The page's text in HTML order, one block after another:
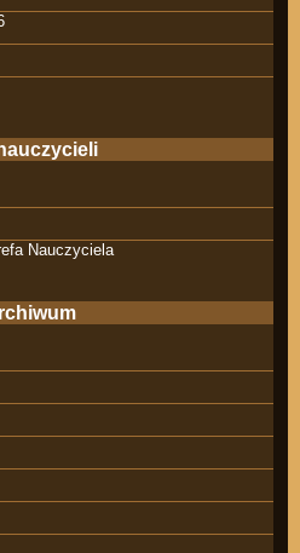
Nauczyciela